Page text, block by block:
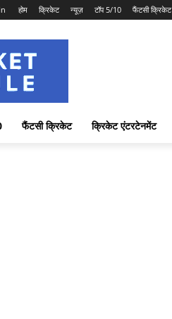
होम क्रिकेट न्यूज़ टॉप 5/10 फैंटसी क्रिकेट
फैंटसी क्रिकेट क्रिकेट एंटरटेनमेंट